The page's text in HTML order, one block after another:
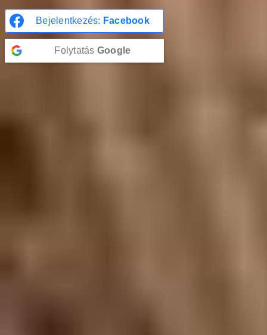
Bejelentkezés: Facebook
Folytatás Google